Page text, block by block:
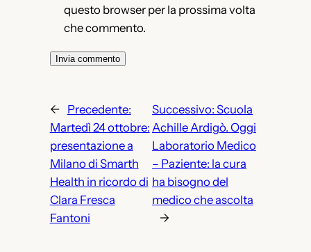
questo browser per la prossima volta
che commento.
←
Precedente:
Martedì 24 ottobre:
presentazione a
Milano di Smarth
Health in ricordo di
Clara Fresca
Fantoni
Successivo: Scuola
Achille Ardigò. Oggi
Laboratorio Medico
– Paziente: la cura
ha bisogno del
medico che ascolta
→